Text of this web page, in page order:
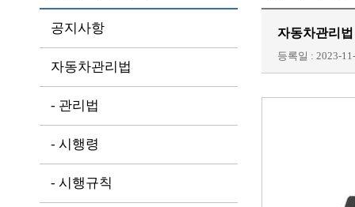
공지사항
자동차관리법
- 관리법
- 시행령
- 시행규칙
자동차관리
등록일 : 2023-